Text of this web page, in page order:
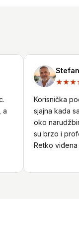
Stefan
Korisnička
sjajna kada
oko
su brzo i
Retko viđena